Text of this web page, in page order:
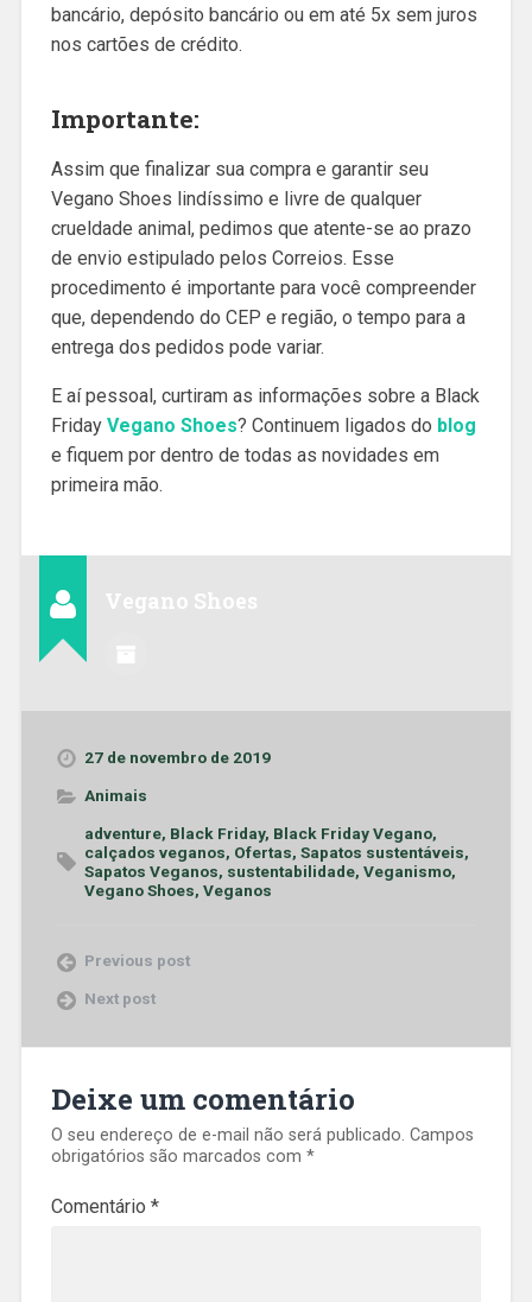
bancário, depósito bancário ou em até 5x sem juros
nos cartões de crédito.
Importante:
Assim que finalizar sua compra e garantir seu
Vegano Shoes lindíssimo e livre de qualquer
crueldade animal, pedimos que atente-se ao prazo
de envio estipulado pelos Correios. Esse
procedimento é importante para você compreender
que, dependendo do CEP e região, o tempo para a
entrega dos pedidos pode variar.
E aí pessoal, curtiram as informações sobre a Black
Friday Vegano Shoes? Continuem ligados do blog
e fiquem por dentro de todas as novidades em
primeira mão.
Vegano Shoes
27 de novembro de 2019
Animais
adventure, Black Friday, Black Friday Vegano,
calçados veganos, Ofertas, Sapatos sustentáveis,
Sapatos Veganos, sustentabilidade, Veganismo,
Vegano Shoes, Veganos
Previous post
Next post
Deixe um comentário
O seu endereço de e-mail não será publicado. Campos
obrigatórios são marcados com *
Comentário *